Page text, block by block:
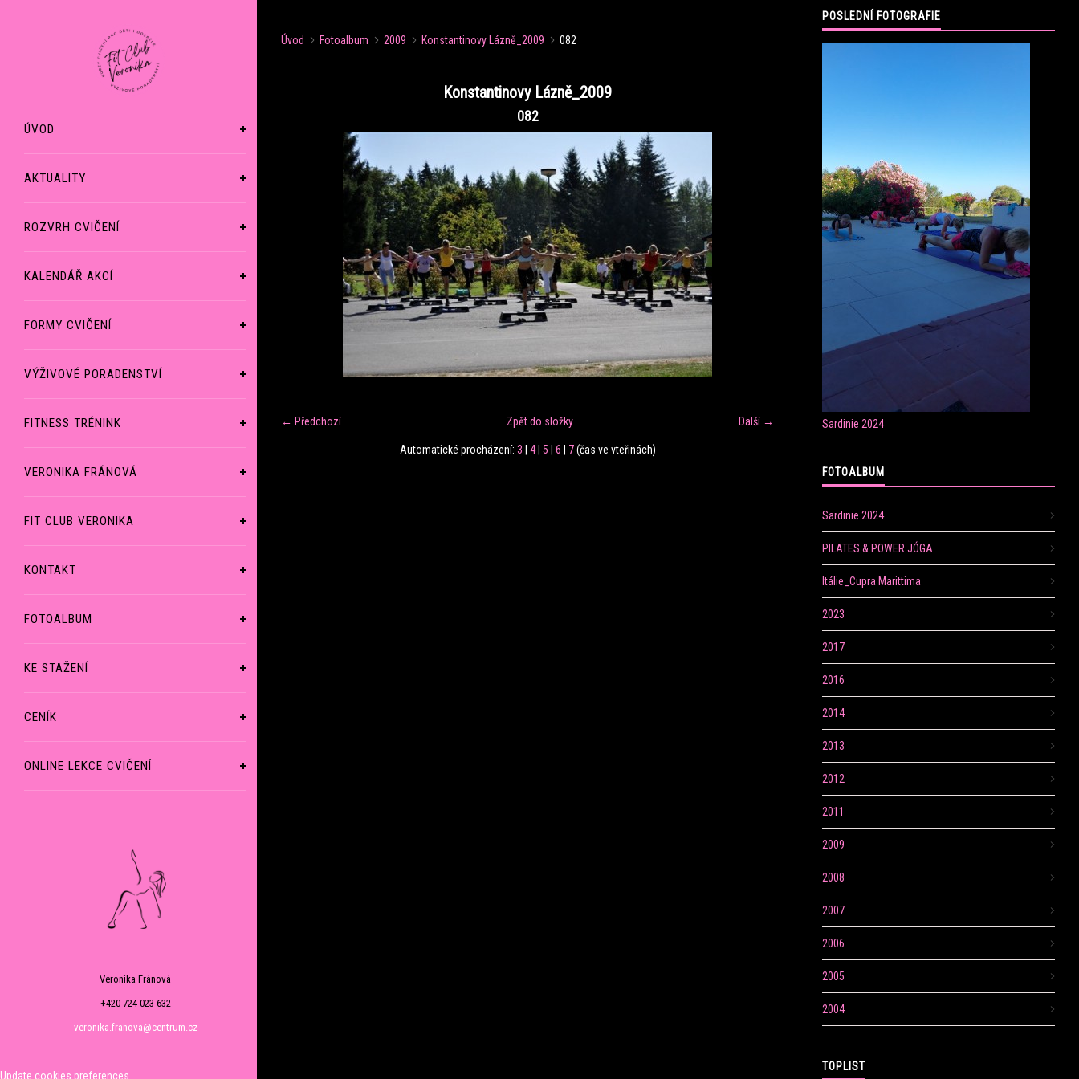
ÚVOD
AKTUALITY
ROZVRH CVIČENÍ
KALENDÁŘ AKCÍ
FORMY CVIČENÍ
VÝŽIVOVÉ PORADENSTVÍ
FITNESS TRÉNINK
VERONIKA FRÁNOVÁ
FIT CLUB VERONIKA
KONTAKT
FOTOALBUM
KE STAŽENÍ
CENÍK
ONLINE LEKCE CVIČENÍ
Veronika Fránová
+420 724 023 632
veronika.franova@centrum.cz
Update cookies preferences
Úvod Fotoalbum 2009 Konstantinovy Lázně_2009 082
Konstantinovy Lázně_2009
082
← Předchozí Další →
Zpět do složky
Automatické procházení: 3 4| 5 6 7(čas ve vteřinách)
POSLEDNÍ FOTOGRAFIE
Sardinie 2024
FOTOALBUM
Sardinie 2024
PILATES & POWER JÓGA
Itálie_Cupra Marittima
2023
2017
2016
2014
2013
2012
2011
2009
2008
2007
2006
2005
2004
TOPLIST